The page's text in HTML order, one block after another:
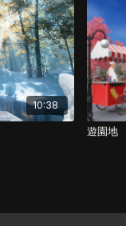
10:38
遊園地